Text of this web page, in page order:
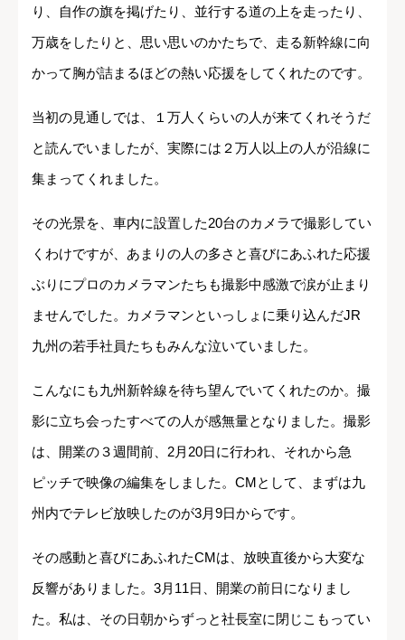
り、自作の旗を掲げたり、並行する道の上を走ったり、
万歳をしたりと、思い思いのかたちで、走る新幹線に向
かって胸が詰まるほどの熱い応援をしてくれたのです。
当初の見通しでは、１万人くらいの人が来てくれそうだ
と読んでいましたが、実際には２万人以上の人が沿線に
集まってくれました。
その光景を、車内に設置した20台のカメラで撮影してい
くわけですが、あまりの人の多さと喜びにあふれた応援
ぶりにプロのカメラマンたちも撮影中感激で涙が止まり
ませんでした。カメラマンといっしょに乗り込んだJR
九州の若手社員たちもみんな泣いていました。
こんなにも九州新幹線を待ち望んでいてくれたのか。撮
影に立ち会ったすべての人が感無量となりました。撮影
は、開業の３週間前、2月20日に行われ、それから急
ピッチで映像の編集をしました。CMとして、まずは九
州内でテレビ放映したのが3月9日からです。
その感動と喜びにあふれたCMは、放映直後から大変な
反響がありました。3月11日、開業の前日になりまし
た。私は、その日朝からずっと社長室に閉じこもってい